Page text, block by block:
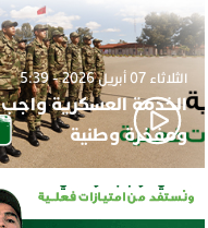
الثلاثاء 07 أبريل 2026 - 5:39
الخدمة العسكرية واجب
ومفخرة وطنية